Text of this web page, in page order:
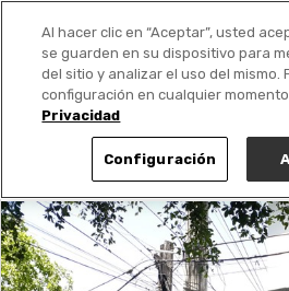
Al hacer clic en “Aceptar”, usted
se guarden en su dispositivo para
del sitio y analizar el uso del mismo.
configuración en cualquier
Privacidad
Configuración